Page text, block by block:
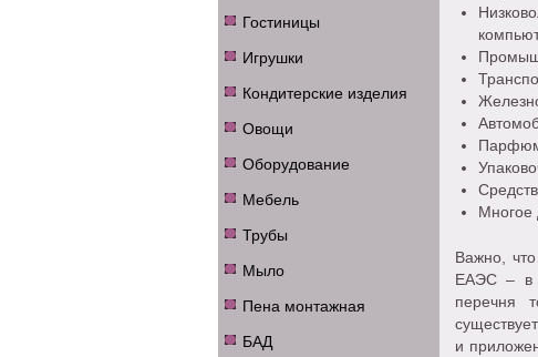
Гостиницы
Игрушки
Кондитерские изделия
Овощи
Оборудование
Мебель
Трубы
Мыло
Пена монтажная
БАД
Многое
Важно,
ЕАЭС – в
перечня
и